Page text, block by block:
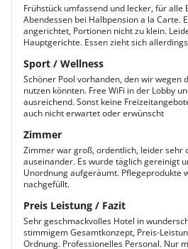
Frühstück umfassend und lecker, für alle
Abendessen bei Halbpension a la Carte.
angerichtet, Portionen nicht zu klein.
Hauptgerichte. Essen zieht sich
Sport / Wellness
Schöner Pool vorhanden, den wir wegen
nutzen könnten. Free WiFi in der Lobby
ausreichend. Sonst keine
auch nicht erwartet oder erwünscht
Zimmer
Zimmer war groß, ordentlich, leider sehr
auseinander. Es wurde täglich gereinigt
Unordnung aufgeräumt. Pflegeprodukte
nachgefüllt.
Preis Leistung / Fazit
Sehr geschmackvolles Hotel in
stimmigem Gesamtkonzept, Preis-
Ordnung. Professionelles Personal. Nur